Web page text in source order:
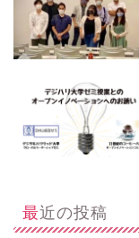
最近の投稿